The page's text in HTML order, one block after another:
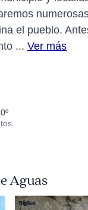
el pueblo.
... Ver más
Aguas
BigSus